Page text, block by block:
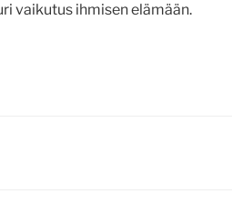
vaikutus ihmisen elämään.